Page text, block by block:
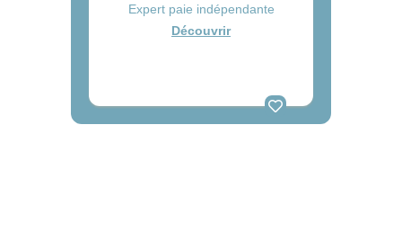
Expert paie indépendante
Découvrir